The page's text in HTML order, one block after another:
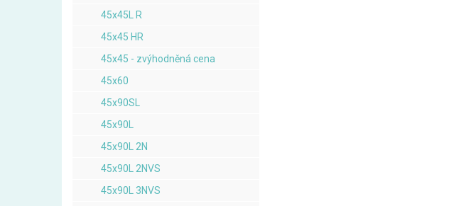
45x45L R
45x45 HR
45x45 - zvýhodněná cena
45x60
45x90SL
45x90L
45x90L 2N
45x90L 2NVS
45x90L 3NVS